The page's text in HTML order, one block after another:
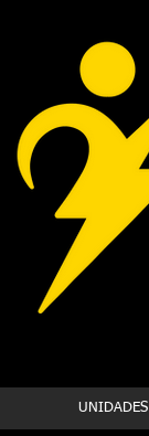
UNIDADES